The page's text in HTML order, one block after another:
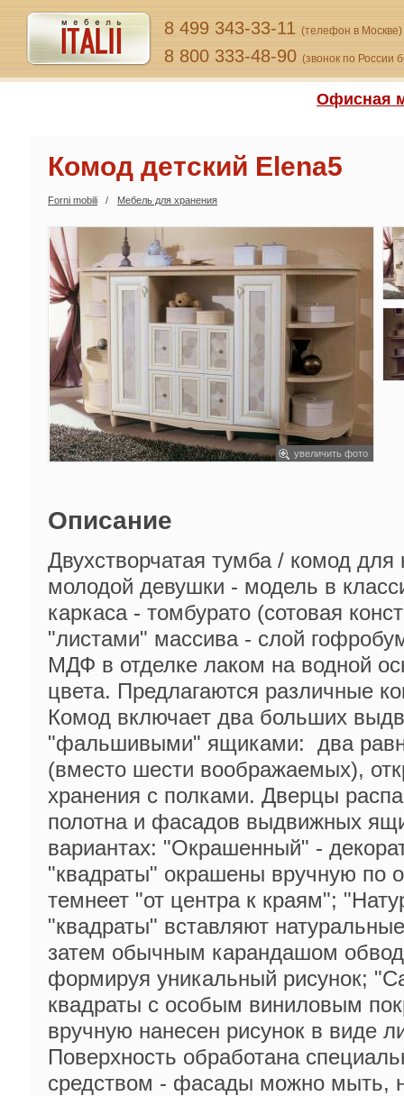
8 499 343-33-11 (телефон в Москве)
8 800 333-48-90 (звонок по России
Офисная
Комод детский Elena5
Forni mobili Мебель для хранения
увеличить фото
Описание
Двухстворчатая тумба / комод для
молодой девушки - модель в
каркаса - томбурато (сотовая
"листами" массива - слой
МДФ в отделке лаком на водной
цвета. Предлагаются различные
Комод включает два больших
"фальшивыми" ящиками: два
(вместо шести воображаемых),
хранения с полками. Дверцы
полотна и фасадов выдвижных
вариантах: "Окрашенный" -
"квадраты" окрашены вручную по
темнеет "от центра к краям";
"квадраты" вставляют
затем обычным карандашом
формируя уникальный рисунок;
квадраты с особым виниловым
вручную нанесен рисунок в виде
Поверхность обработана
средством - фасады можно мыть,